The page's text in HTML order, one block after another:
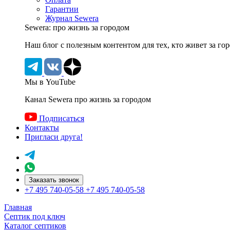
Гарантии
Журнал Sewera
Sewera: про жизнь за городом
Наш блог c полезным контентом для тех, кто живет за
Мы в YouTube
Канал Sewera про жизнь за городом
Подписаться
Контакты
Пригласи друга!
Заказать звонок
+7 495 740-05-58 +7 495 740-05-58
Главная
Септик под ключ
Каталог септиков